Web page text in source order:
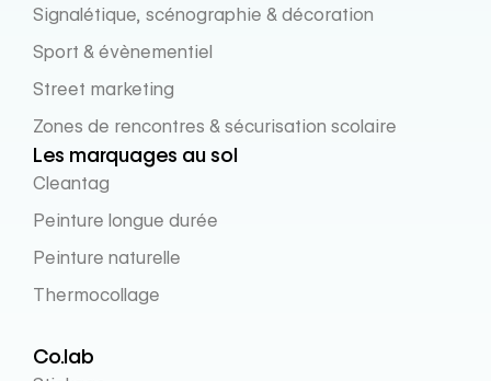
Signalétique, scénographie & décoration
Sport & évènementiel
Street marketing
Zones de rencontres & sécurisation scolaire
Les marquages au sol
Cleantag
Peinture longue durée
Peinture naturelle
Thermocollage
Co.lab